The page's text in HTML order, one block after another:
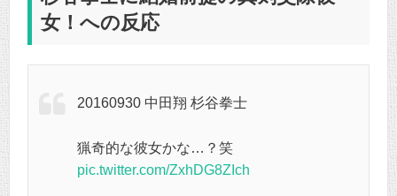
女！への反応
20160930 中田翔 杉谷拳士
猟奇的な彼女かな…？笑
pic.twitter.com/ZxhDG8ZIch